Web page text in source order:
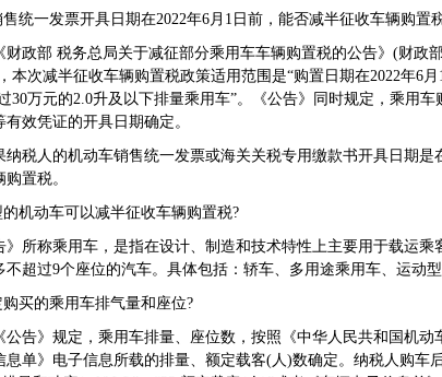
一发票开具日期在2022年6月1日前，能否减半征收车辆购置
部 税务总局关于减征部分乘用车车辆购置税的公告》(财政
本次减半征收车辆购置税政策适用范围是“购置日期在2022年6
30万元的2.0升及以下排量乘用车”。《公告》同时规定，乘用
效凭证的开具日期确定。
人的机动车销售统一发票或海关关税专用缴款书开具日期是在
置税。
动车可以减半征收车辆购置税?
称乘用车，是指在设计、制造和技术特性上主要用于载运乘
不超过9个座位的汽车。具体包括：轿车、多用途乘用车、运动
的乘用车排气量和座位?
》规定，乘用车排量、座位数，按照《中华人民共和国机动
息单》电子信息所载的排量、额定载客(人)数确定。纳税人购车